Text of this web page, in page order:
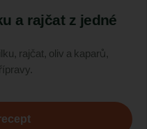
a rajčat z jedné
rajčat, oliv a kaparů,